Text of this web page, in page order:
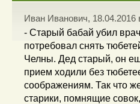
Иван Иванович, 18.04.2016
- Старый бабай убил
потребовал снять
Челны. Дед старый, он
прием ходили без
соображениям. Так что
старики, помнящие